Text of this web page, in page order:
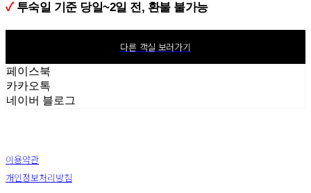
✓투숙일 기준 당일~2일 전, 환불 불가능
다른 객실 보러가기
페이스북
카카오톡
네이버 블로그
이용약관
개인정보처리방침